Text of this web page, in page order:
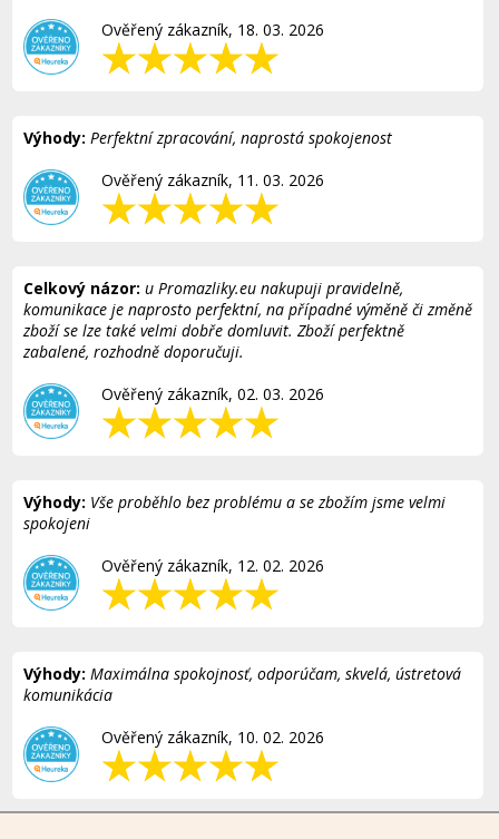
Ověřený zákazník, 18. 03. 2026
Výhody: Perfektní zpracování, naprostá spokojenost
Ověřený zákazník, 11. 03. 2026
Celkový názor: u Promazliky.eu nakupuji pravidelně,
komunikace je naprosto perfektní, na případné výměně či změně
zboží se lze také velmi dobře domluvit. Zboží perfektně
zabalené, rozhodně doporučuji.
Ověřený zákazník, 02. 03. 2026
Výhody: Vše proběhlo bez problému a se zbožím jsme velmi
spokojeni
Ověřený zákazník, 12. 02. 2026
Výhody: Maximálna spokojnosť, odporúčam, skvelá, ústretová
komunikácia
Ověřený zákazník, 10. 02. 2026